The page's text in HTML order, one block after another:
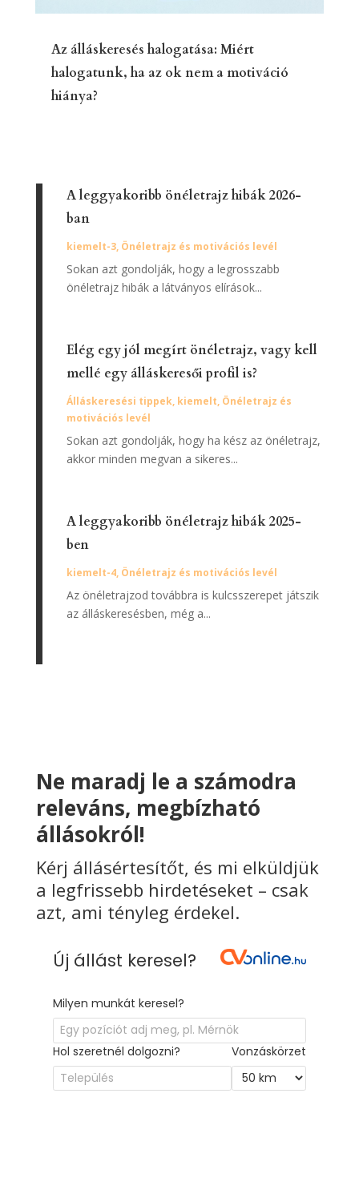
Az álláskeresés halogatása: Miért
halogatunk, ha az ok nem a motiváció
hiánya?
A leggyakoribb önéletrajz hibák 2026-
ban
kiemelt-3, Önéletrajz és motivációs levél
Sokan azt gondolják, hogy a legrosszabb
önéletrajz hibák a látványos elírások...
Elég egy jól megírt önéletrajz, vagy kell
mellé egy álláskeresői profil is?
Álláskeresési tippek, kiemelt, Önéletrajz és
motivációs levél
Sokan azt gondolják, hogy ha kész az önéletrajz,
akkor minden megvan a sikeres...
A leggyakoribb önéletrajz hibák 2025-
ben
kiemelt-4, Önéletrajz és motivációs levél
Az önéletrajzod továbbra is kulcsszerepet játszik
az álláskeresésben, még a...
Ne maradj le a számodra
releváns, megbízható
állásokról!
Kérj állásértesítőt, és mi elküldjük
a legfrissebb hirdetéseket – csak
azt, ami tényleg érdekel.